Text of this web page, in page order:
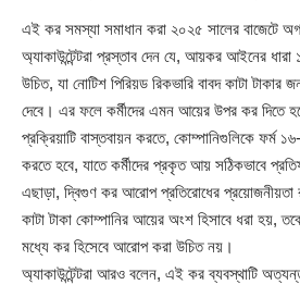
এই কর সমস্যা সমাধান করা ২০২৫ সালের বাজেটে
অ্যাকাউন্টেন্টরা প্রস্তাব দেন যে, আয়কর আইনের
উচিত, যা নোটিশ পিরিয়ড রিকভারি বাবদ কাটা টাকার
দেবে। এর ফলে কর্মীদের এমন আয়ের উপর কর দিতে
প্রক্রিয়াটি বাস্তবায়ন করতে, কোম্পানিগুলিকে ফর্ম
করতে হবে, যাতে কর্মীদের প্রকৃত আয় সঠিকভাবে
এছাড়া, দ্বিগুণ কর আরোপ প্রতিরোধের প্রয়োজনীয়তা
কাটা টাকা কোম্পানির আয়ের অংশ হিসাবে ধরা হয়,
মধ্যে কর হিসেবে আরোপ করা উচিত নয়।
অ্যাকাউন্টেন্টরা আরও বলেন, এই কর ব্যবস্থাটি